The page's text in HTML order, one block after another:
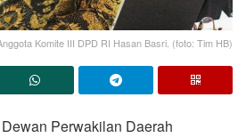
Komite III DPD RI Hasan Basri. (foto: Tim HB)
Perwakilan Daerah